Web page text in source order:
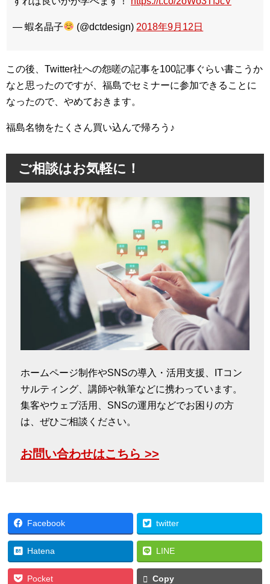
— 蝦名晶子 (@dctdesign) 2018年9月12日
この後、Twitter社への怨嗟の記事を100記事ぐらい書こうか
なと思ったのですが、福島でセミナーに参加できることに
なったので、やめておきます。
福島名物をたくさん買い込んで帰ろう♪
ご相談はお気軽に！
ホームページ制作やSNSの導入・活用支援、ITコン
サルティング、講師や執筆などに携わっています。
集客やウェブ活用、SNSの運用などでお困りの方
は、ぜひご相談ください。
お問い合わせはこちら >>
Facebook twitter
Hatena LINE
Pocket Copy